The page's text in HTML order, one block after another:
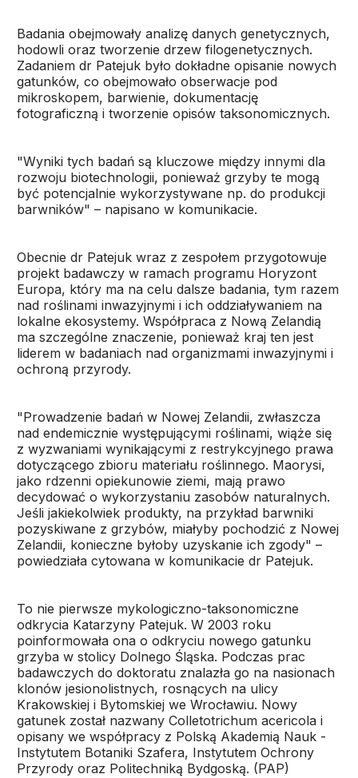
Badania obejmowały analizę danych genetycznych,
hodowli oraz tworzenie drzew filogenetycznych.
Zadaniem dr Patejuk było dokładne opisanie nowych
gatunków, co obejmowało obserwacje pod
mikroskopem, barwienie, dokumentację
fotograficzną i tworzenie opisów taksonomicznych.
"Wyniki tych badań są kluczowe między innymi dla
rozwoju biotechnologii, ponieważ grzyby te mogą
być potencjalnie wykorzystywane np. do produkcji
barwników" – napisano w komunikacie.
Obecnie dr Patejuk wraz z zespołem przygotowuje
projekt badawczy w ramach programu Horyzont
Europa, który ma na celu dalsze badania, tym razem
nad roślinami inwazyjnymi i ich oddziaływaniem na
lokalne ekosystemy. Współpraca z Nową Zelandią
ma szczególne znaczenie, ponieważ kraj ten jest
liderem w badaniach nad organizmami inwazyjnymi i
ochroną przyrody.
"Prowadzenie badań w Nowej Zelandii, zwłaszcza
nad endemicznie występującymi roślinami, wiąże się
z wyzwaniami wynikającymi z restrykcyjnego prawa
dotyczącego zbioru materiału roślinnego. Maorysi,
jako rdzenni opiekunowie ziemi, mają prawo
decydować o wykorzystaniu zasobów naturalnych.
Jeśli jakiekolwiek produkty, na przykład barwniki
pozyskiwane z grzybów, miałyby pochodzić z Nowej
Zelandii, konieczne byłoby uzyskanie ich zgody" –
powiedziała cytowana w komunikacie dr Patejuk.
To nie pierwsze mykologiczno-taksonomiczne
odkrycia Katarzyny Patejuk. W 2003 roku
poinformowała ona o odkryciu nowego gatunku
grzyba w stolicy Dolnego Śląska. Podczas prac
badawczych do doktoratu znalazła go na nasionach
klonów jesionolistnych, rosnących na ulicy
Krakowskiej i Bytomskiej we Wrocławiu. Nowy
gatunek został nazwany Colletotrichum acericola i
opisany we współpracy z Polską Akademią Nauk -
Instytutem Botaniki Szafera, Instytutem Ochrony
Przyrody oraz Politechniką Bydgoską. (PAP)